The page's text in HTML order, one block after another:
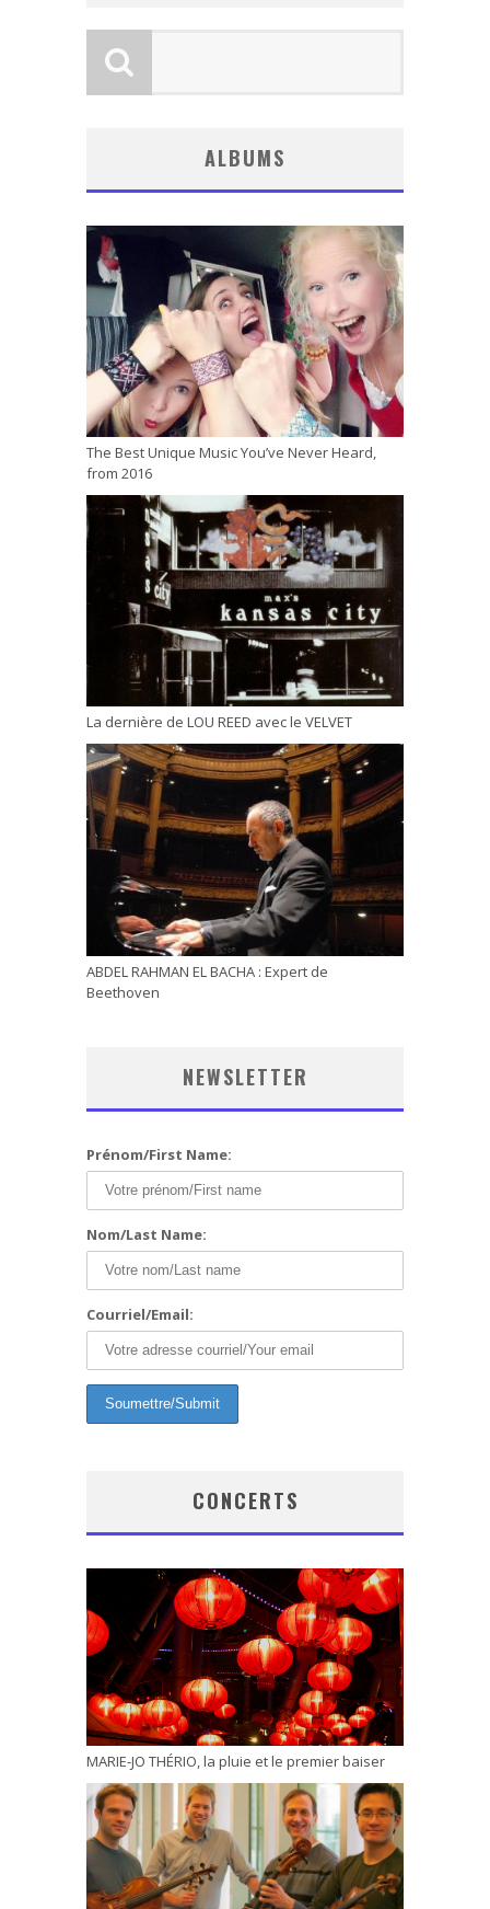
ALBUMS
The Best Unique Music You’ve Never Heard,
from 2016
La dernière de LOU REED avec le VELVET
ABDEL RAHMAN EL BACHA : Expert de
Beethoven
NEWSLETTER
Prénom/First Name:
Nom/Last Name:
Courriel/Email:
CONCERTS
MARIE-JO THÉRIO, la pluie et le premier baiser